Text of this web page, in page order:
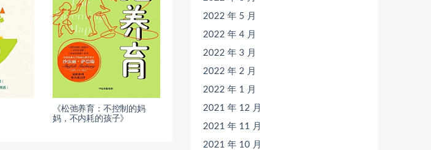
《松弛养育：不控制的妈
妈，不内耗的孩子》
2022 年 5 月
2022 年 4 月
2022 年 3 月
2022 年 2 月
2022 年 1 月
2021 年 12 月
2021 年 11 月
2021 年 10 月